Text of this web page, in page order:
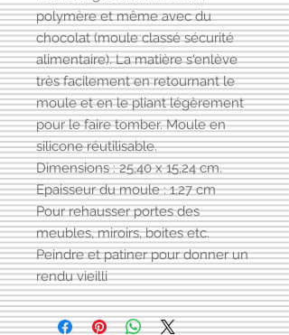
polymère et même avec du
chocolat (moule classé sécurité
alimentaire). La matière s'enlève
très facilement en retournant le
moule et en le pliant légèrement
pour le faire tomber. Moule en
silicone réutilisable.
Dimensions : 25,40 x 15,24 cm.
Epaisseur du moule : 1,27 cm
Pour rehausser portes des
meubles, miroirs, boites etc.
Peindre et patiner pour donner un
rendu vieilli